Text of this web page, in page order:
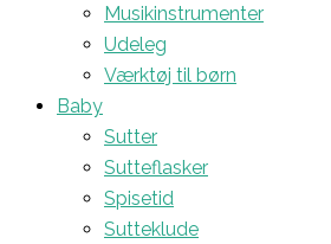
Musikinstrumenter
Udeleg
Værktøj til børn
Baby
Sutter
Sutteflasker
Spisetid
Sutteklude